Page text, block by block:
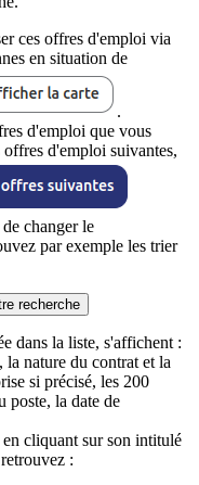
ces offres d'emploi via
en situation de
.
d'emploi que vous
d'emploi suivantes,
changer le
par exemple les trier
recherche
dans la liste, s'affichent :
nature du contrat et la
si précisé, les 200
poste, la date de
cliquant sur son intitulé
: